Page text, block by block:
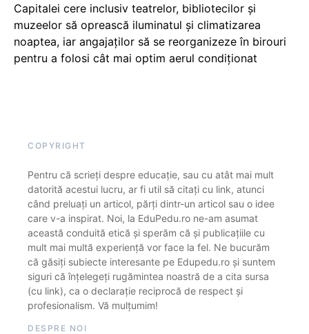
Capitalei cere inclusiv teatrelor, bibliotecilor și
muzeelor să oprească iluminatul și climatizarea
noaptea, iar angajaților să se reorganizeze în birouri
pentru a folosi cât mai optim aerul condiționat
COPYRIGHT
Pentru că scrieți despre educație, sau cu atât mai mult
datorită acestui lucru, ar fi util să citați cu link, atunci
când preluați un articol, părți dintr-un articol sau o idee
care v-a inspirat. Noi, la EduPedu.ro ne-am asumat
această conduită etică și sperăm că și publicațiile cu
mult mai multă experiență vor face la fel. Ne bucurăm
că găsiți subiecte interesante pe Edupedu.ro și suntem
siguri că înțelegeți rugămintea noastră de a cita sursa
(cu link), ca o declarație reciprocă de respect și
profesionalism. Vă mulțumim!
DESPRE NOI